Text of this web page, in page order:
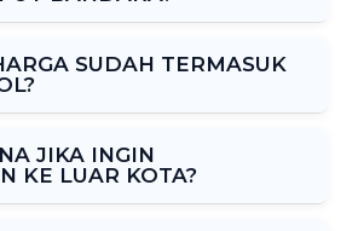
SUDAH TERMASUK
JIKA INGIN
KE LUAR KOTA?